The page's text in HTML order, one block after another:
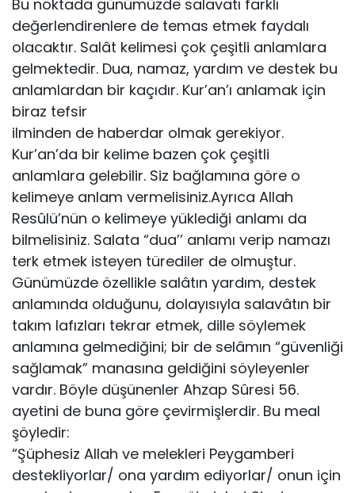
Bu noktada günümüzde salavatı farklı
değerlendirenlere de temas etmek faydalı
olacaktır. Salât kelimesi çok çeşitli anlamlara
gelmektedir. Dua, namaz, yardım ve destek bu
anlamlardan bir kaçıdır. Kur’an’ı anlamak için
biraz tefsir
ilminden de haberdar olmak gerekiyor.
Kur’an’da bir kelime bazen çok çeşitli
anlamlara gelebilir. Siz bağlamına göre o
kelimeye anlam vermelisiniz.Ayrıca Allah
Resûlü’nün o kelimeye yüklediği anlamı da
bilmelisiniz. Salata “dua’’ anlamı verip namazı
terk etmek isteyen türediler de olmuştur.
Günümüzde özellikle salâtın yardım, destek
anlamında olduğunu, dolayısıyla salavâtın bir
takım lafızları tekrar etmek, dille söylemek
anlamına gelmediğini; bir de selâmın “güvenliği
sağlamak” manasına geldiğini söyleyenler
vardır. Böyle düşünenler Ahzap Sûresi 56.
ayetini de buna göre çevirmişlerdir. Bu meal
şöyledir:
“Şüphesiz Allah ve melekleri Peygamberi
destekliyorlar/ ona yardım edi­yorlar/ onun için